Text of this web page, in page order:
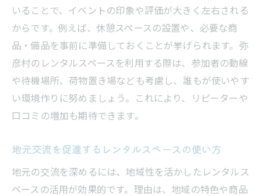
いることで、イベントの印象や評価が大きく左右される
からです。例えば、休憩スペースの設置や、必要な商
品・備品を事前に準備しておくことが挙げられます。弥
彦村のレンタルスペースを利用する際は、参加者の動線
や待機場所、荷物置き場なども考慮し、誰もが使いやす
い環境作りに努めましょう。これにより、リピーターや
口コミの増加も期待できます。
地元交流を促進するレンタルスペースの使い方
地元の交流を深めるには、地域性を活かしたレンタルス
ペースの活用が効果的です。理由は、地域の特色や商品